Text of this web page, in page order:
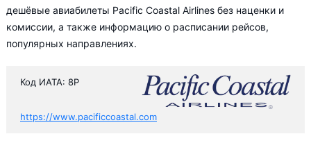
дешёвые авиабилеты Pacific Coastal Airlines без наценки и
комиссии, а также информацию о расписании рейсов,
популярных направлениях.
Код ИАТА: 8P
https://www.pacificcoastal.com